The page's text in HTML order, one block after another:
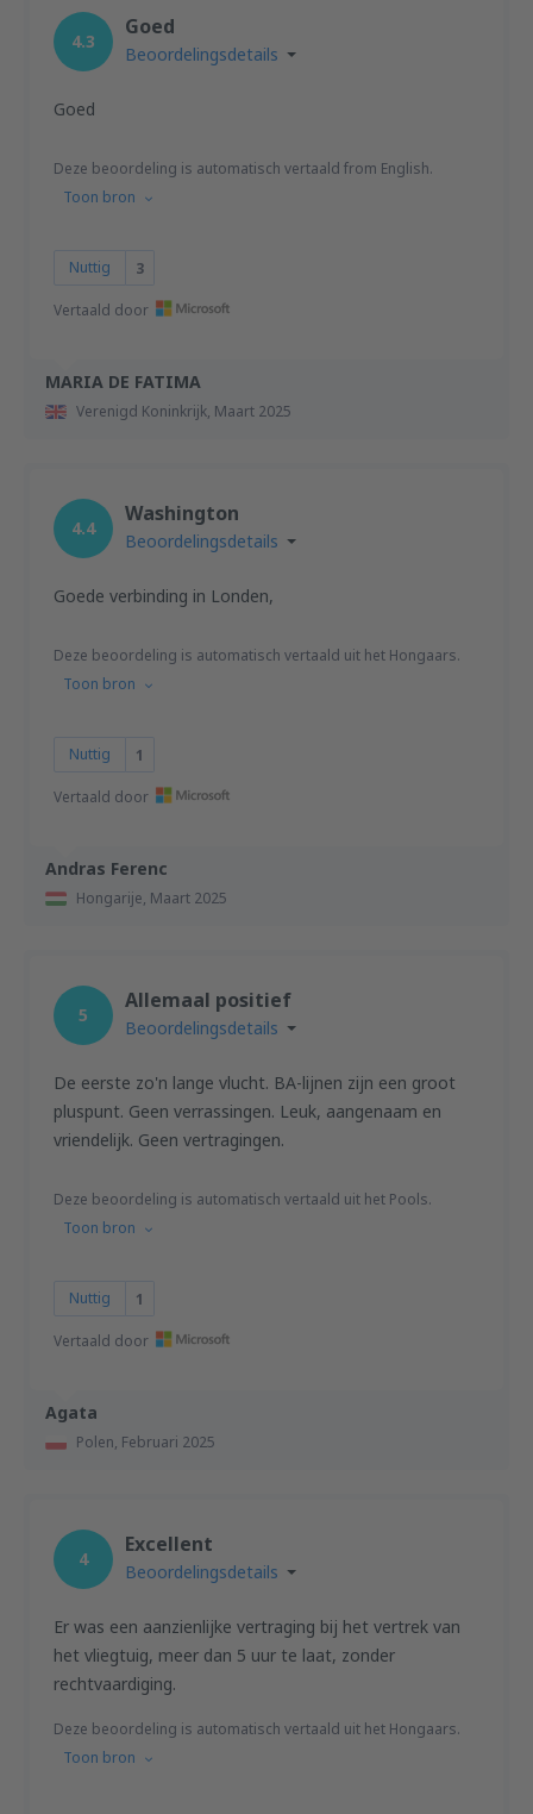
MARIA DE FATIMA
Verenigd Koninkrijk, Maart 2025
4.3
Goed
Beoordelingsdetails
Goed
Deze beoordeling is automatisch vertaald from English.
Toon bron
Nuttig 3
Vertaald door
Andras Ferenc
Hongarije, Maart 2025
4.4
Washington
Beoordelingsdetails
Goede verbinding in Londen,
Deze beoordeling is automatisch vertaald uit het Hongaars.
Toon bron
Nuttig 1
Vertaald door
Agata
Polen, Februari 2025
5
Allemaal positief
Beoordelingsdetails
De eerste zo'n lange vlucht. BA-lijnen zijn een groot
pluspunt. Geen verrassingen. Leuk, aangenaam en
vriendelijk. Geen vertragingen.
Deze beoordeling is automatisch vertaald uit het Pools.
Toon bron
Nuttig 1
Vertaald door
4
Excellent
Beoordelingsdetails
Er was een aanzienlijke vertraging bij het vertrek van
het vliegtuig, meer dan 5 uur te laat, zonder
rechtvaardiging.
Deze beoordeling is automatisch vertaald uit het Hongaars.
Toon bron